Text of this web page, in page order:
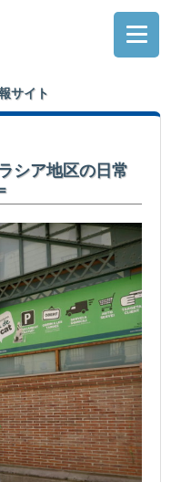
サイト
シア地区の日常